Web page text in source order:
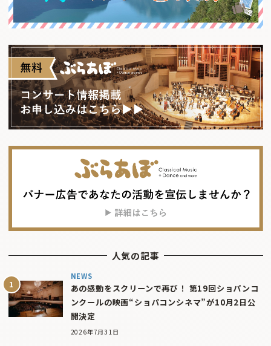
人気の記事
NEWS
あの感動をスクリーンで再び！ 第19回ショパンコ
ンクールの映画“ショパコンシネマ”が10月2日公
開決定
2026年7月31日